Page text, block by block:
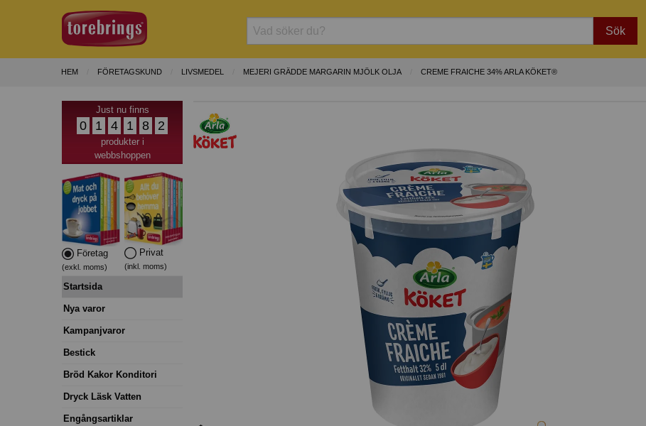
Sök
HEM FÖRETAGSKUND LIVSMEDEL MEJERI GRÄDDE MARGARIN MJÖLK OLJA CREME FRAICHE 34% ARLA KÖKET®
Just nu finns
0 1 4 1 8 2
produkter i
webbshoppen
Företag
(exkl. moms)
Privat
(inkl. moms)
Startsida
Nya varor
Kampanjvaror
Bestick
Bröd Kakor Konditori
Dryck Läsk Vatten
Engångsartiklar